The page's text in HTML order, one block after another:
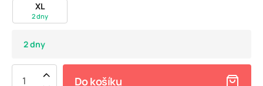
XL
2 dny
2 dny
Do košíku